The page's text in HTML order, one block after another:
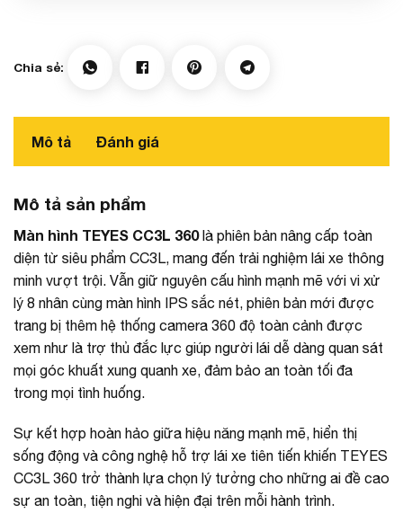
Mô tả Đánh giá
Mô tả sản phẩm
Màn hình TEYES CC3L 360là phiên bản nâng cấp toàn
diện từ siêu phẩm CC3L, mang đến trải nghiệm lái xe thông
minh vượt trội. Vẫn giữ nguyên cấu hình mạnh mẽ với vi xử
lý 8 nhân cùng màn hình IPS sắc nét, phiên bản mới được
trang bị thêm hệ thống camera 360 độ toàn cảnh được
xem như là trợ thủ đắc lực giúp người lái dễ dàng quan sát
mọi góc khuất xung quanh xe, đảm bảo an toàn tối đa
trong mọi tình huống.
Sự kết hợp hoàn hảo giữa hiệu năng mạnh mẽ, hiển thị
sống động và công nghệ hỗ trợ lái xe tiên tiến khiến TEYES
CC3L 360 trở thành lựa chọn lý tưởng cho những ai đề cao
sự an toàn, tiện nghi và hiện đại trên mỗi hành trình.